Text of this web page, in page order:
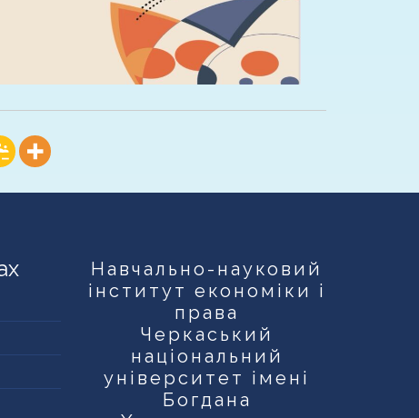
Навчально-науковий
інститут економіки і
права
Черкаський
національний
університет імені
Богдана